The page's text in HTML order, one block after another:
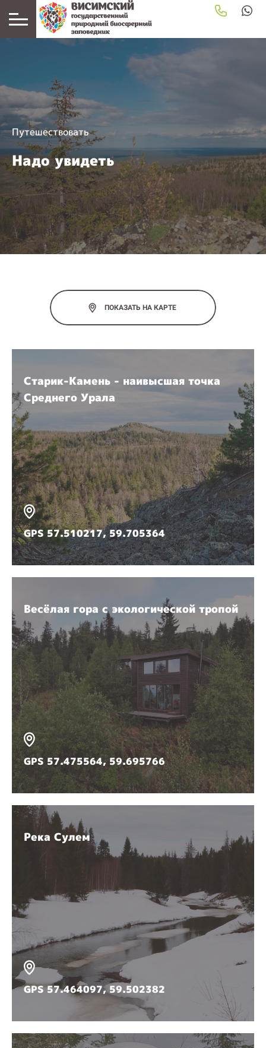
Путешествовать
Надо увидеть
ПОКАЗАТЬ НА КАРТЕ
Старик-Камень - наивысшая точка
Среднего Урала
GPS 57.510217, 59.705364
Весёлая гора с экологической тропой
GPS 57.475564, 59.695766
Река Сулем
GPS 57.464097, 59.502382